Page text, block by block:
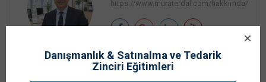
https://www.muraterdal.com/hakkimda/
Prof. Dr. Murat ERDAL, sürdürülebilir büyüme ve tedarik
Danışmanlık & Satınalma ve Tedarik
Zinciri Eğitimleri